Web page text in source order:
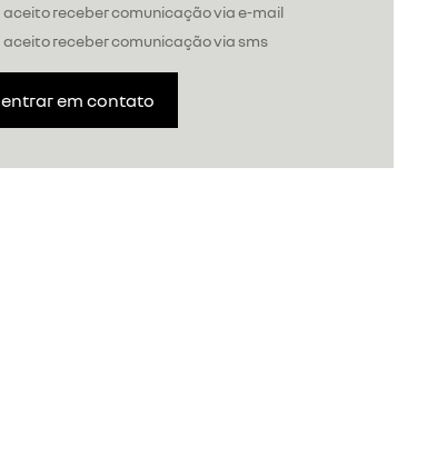
aceito receber comunicação via e-mail
aceito receber comunicação via sms
entrar em contato